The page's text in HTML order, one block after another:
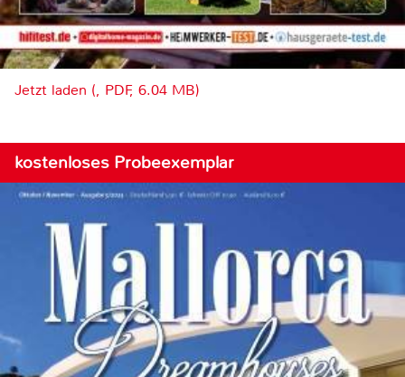
Jetzt laden (, PDF, 6.04 MB)
kostenloses Probeexemplar